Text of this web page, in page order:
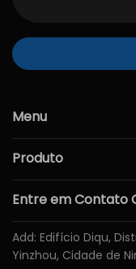
Menu
Produto
Entre em Contato
Add: Edifício Diqu,
Yinzhou, Cidade de